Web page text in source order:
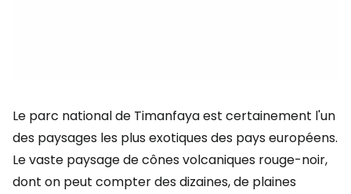
Le parc national de Timanfaya est certainement l'un
des paysages les plus exotiques des pays européens.
Le vaste paysage de cônes volcaniques rouge-noir,
dont on peut compter des dizaines, de plaines